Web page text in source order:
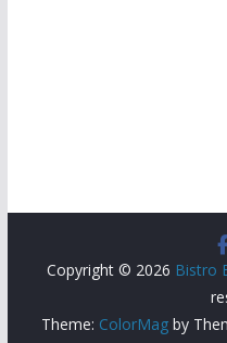
Copyright © 2026 Bistro
Theme: ColorMagby